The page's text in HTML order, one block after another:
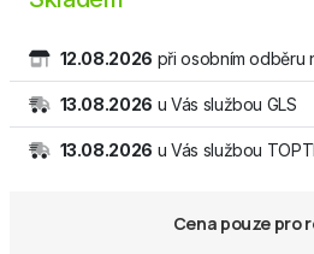
12.08.2026 při osobním odběru
13.08.2026 u Vás službou GLS
13.08.2026 u Vás službou
Cena pouze pro